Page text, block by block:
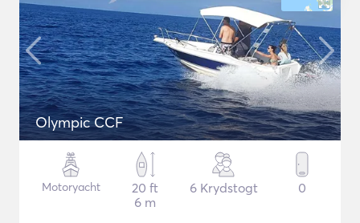
Olympic CCF
Motoryacht
20 ft
6 m
6 Krydstogt 0